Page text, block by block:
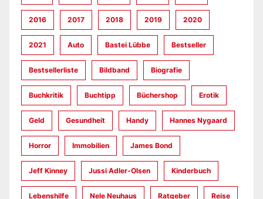
2016 2017 2018 2019 2020
2021 Auto Bastei Lübbe Bestseller
Bestsellerliste Bildband Biografie
Buchkritik Buchtipp Büchershop Erotik
Geld Gesundheit Handy Hannes Nygaard
Horror Immobilien James Bond
Jeff Kinney Jussi Adler-Olsen Kinderbuch
Lebenshilfe Nele Neuhaus Ratgeber Reise